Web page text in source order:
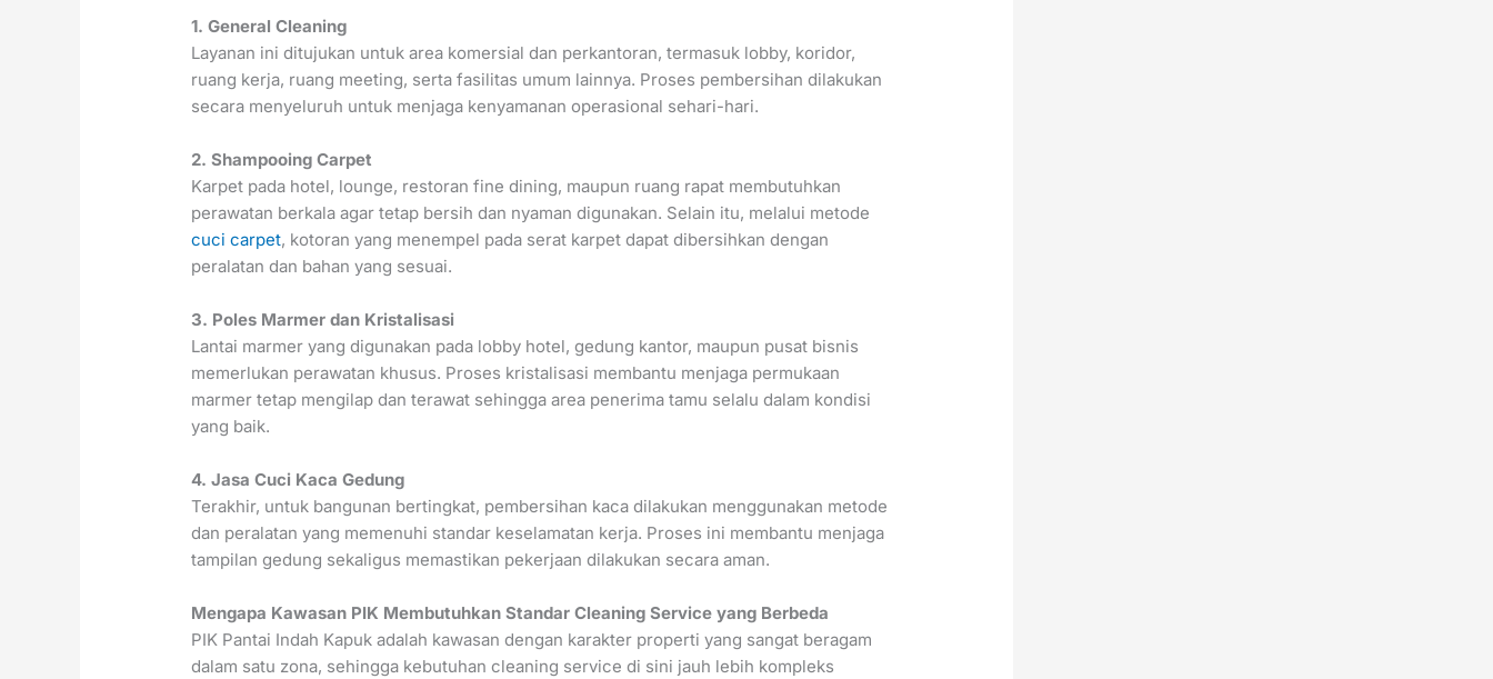
1. General Cleaning
Layanan ini ditujukan untuk area komersial dan perkantoran, termasuk lobby, koridor,
ruang kerja, ruang meeting, serta fasilitas umum lainnya. Proses pembersihan dilakukan
secara menyeluruh untuk menjaga kenyamanan operasional sehari-hari.
2. Shampooing Carpet
Karpet pada hotel, lounge, restoran fine dining, maupun ruang rapat membutuhkan
perawatan berkala agar tetap bersih dan nyaman digunakan. Selain itu, melalui metode
cuci carpet, kotoran yang menempel pada serat karpet dapat dibersihkan dengan
peralatan dan bahan yang sesuai.
3. Poles Marmer dan Kristalisasi
Lantai marmer yang digunakan pada lobby hotel, gedung kantor, maupun pusat bisnis
memerlukan perawatan khusus. Proses kristalisasi membantu menjaga permukaan
marmer tetap mengilap dan terawat sehingga area penerima tamu selalu dalam kondisi
yang baik.
4. Jasa Cuci Kaca Gedung
Terakhir, untuk bangunan bertingkat, pembersihan kaca dilakukan menggunakan metode
dan peralatan yang memenuhi standar keselamatan kerja. Proses ini membantu menjaga
tampilan gedung sekaligus memastikan pekerjaan dilakukan secara aman.
Mengapa Kawasan PIK Membutuhkan Standar Cleaning Service yang Berbeda
PIK Pantai Indah Kapuk adalah kawasan dengan karakter properti yang sangat beragam
dalam satu zona, sehingga kebutuhan cleaning service di sini jauh lebih kompleks